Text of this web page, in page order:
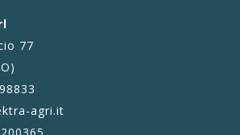
77
agri.it